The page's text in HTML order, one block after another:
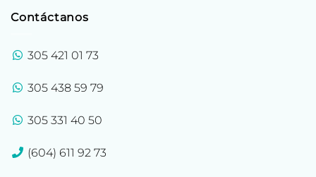
Contáctanos
305 421 01 73
305 438 59 79
305 331 40 50
(604) 611 92 73